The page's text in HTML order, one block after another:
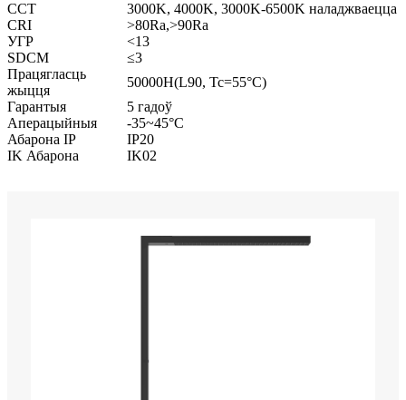
CCT
3000K, 4000K, 3000K-6500K наладжваецца
CRI
>80Ra,>90Ra
УГР
<13
SDCM
≤3
Працягласць
жыцця
50000H(L90, Tc=55°C)
Гарантыя
5 гадоў
Аперацыйныя
-35~45°C
Абарона IP
IP20
IK Абарона
IK02